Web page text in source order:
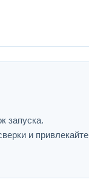
запуска.
и привлекайте